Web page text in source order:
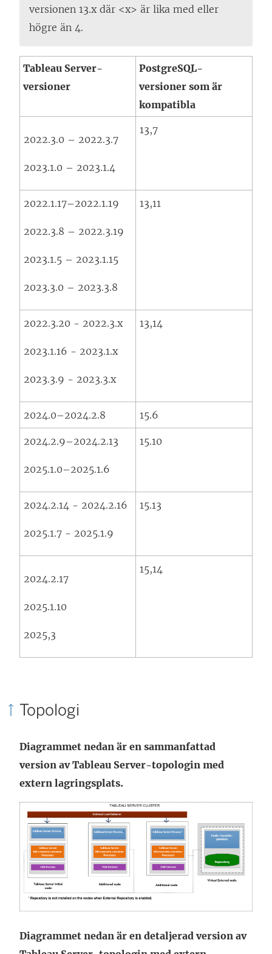
versionen 13.x där <x> är lika med eller
högre än 4.
Tableau Server-
versioner
PostgreSQL-
versioner som är
kompatibla
2022.3.0 – 2022.3.7
2023.1.0 – 2023.1.4
13,7
2022.1.17–2022.1.19
2022.3.8 – 2022.3.19
2023.1.5 – 2023.1.15
2023.3.0 – 2023.3.8
13,11
2022.3.20 - 2022.3.x
2023.1.16 - 2023.1.x
2023.3.9 - 2023.3.x
13,14
2024.0–2024.2.8 15.6
2024.2.9–2024.2.13
2025.1.0–2025.1.6
15.10
2024.2.14 - 2024.2.16
2025.1.7 - 2025.1.9
15.13
2024.2.17
2025.1.10
2025,3
15,14
Topologi
Diagrammet nedan är en sammanfattad
version av Tableau Server-topologin med
extern lagringsplats.
Diagrammet nedan är en detaljerad version av